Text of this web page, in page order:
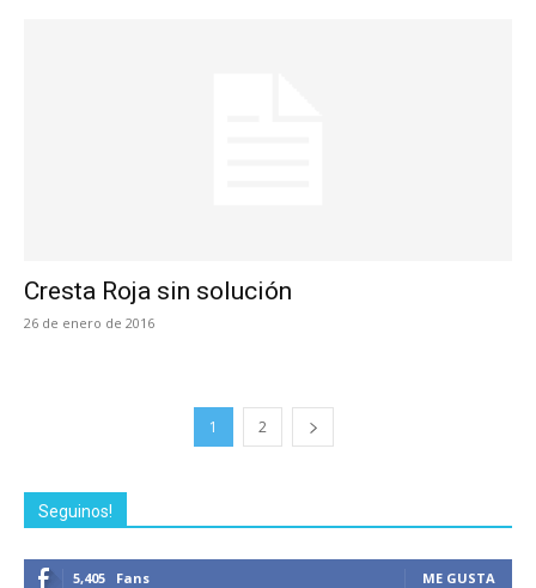
Cresta Roja sin solución
26 de enero de 2016
1 2
Seguinos!
5,405 Fans ME GUSTA